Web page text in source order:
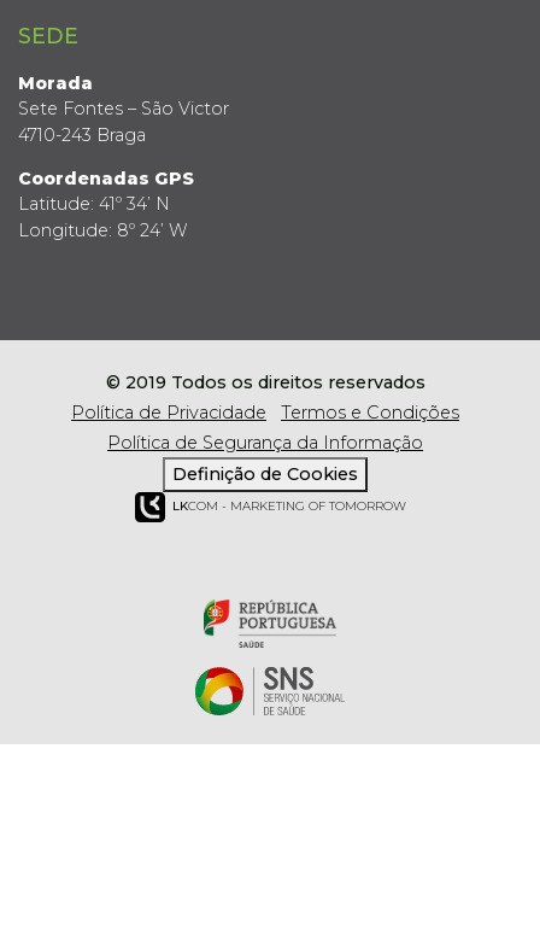
SEDE
Morada
Sete Fontes – São Victor
4710-243 Braga
Coordenadas GPS
Latitude: 41º 34’ N
Longitude: 8º 24’ W
© 2019 Todos os direitos reservados
Política de Privacidade
Termos e Condições
Política de Segurança da Informação
Definição de Cookies
LKCOM - MARKETING OF TOMORROW